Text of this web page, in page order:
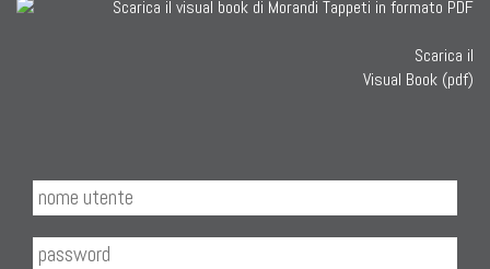
Scarica il
Visual Book (pdf)